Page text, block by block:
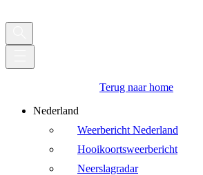
Terug naar home
Nederland
Weerbericht Nederland
Hooikoortsweerbericht
Neerslagradar